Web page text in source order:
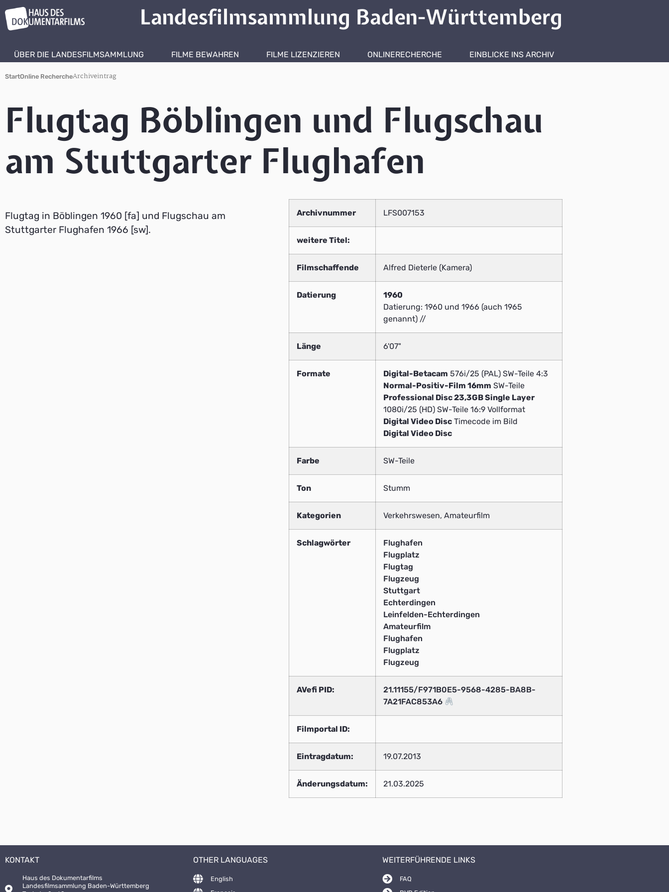
Landesfilmsammlung Baden-Württemberg
ÜBER DIE LANDESFILMSAMMLUNG FILME BEWAHREN FILME LIZENZIEREN ONLINERECHERCHE EINBLICKE INS ARCHIV
StartOnline RechercheArchiveintrag
Flugtag Böblingen und Flugschau
am Stuttgarter Flughafen
Flugtag in Böblingen 1960 [fa] und Flugschau am
Stuttgarter Flughafen 1966 [sw].
Archivnummer LFS007153
weitere Titel:
Filmschaffende Alfred Dieterle (Kamera)
Datierung
1960
Datierung: 1960 und 1966 (auch 1965
genannt) //
Länge 6'07"
Formate Digital-Betacam 576i/25 (PAL) SW-Teile 4:3
Normal-Positiv-Film 16mm SW-Teile
Professional Disc 23,3GB Single Layer
1080i/25 (HD) SW-Teile 16:9 Vollformat
Digital Video Disc Timecode im Bild
Digital Video Disc
Farbe SW-Teile
Ton Stumm
Kategorien Verkehrswesen, Amateurfilm
Schlagwörter
Flughafen
Flugplatz
Flugtag
Flugzeug
Stuttgart
Echterdingen
Leinfelden-Echterdingen
Amateurfilm
Flughafen
Flugplatz
Flugzeug
AVefi PID:
21.11155/F971B0E5-9568-4285-BA8B-
7A21FAC853A6
Filmportal ID:
Eintragdatum: 19.07.2013
Änderungsdatum: 21.03.2025
KONTAKT
Haus des Dokumentarfilms
Landesfilmsammlung Baden-Württemberg
OTHER LANGUAGES
English
WEITERFÜHRENDE LINKS
FAQ